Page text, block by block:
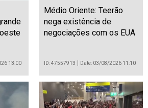
13:00
Médio Oriente: Teerão
nega existência de
negociações com os EUA
ID: 47557913 Date: 03/08/2026 11:10